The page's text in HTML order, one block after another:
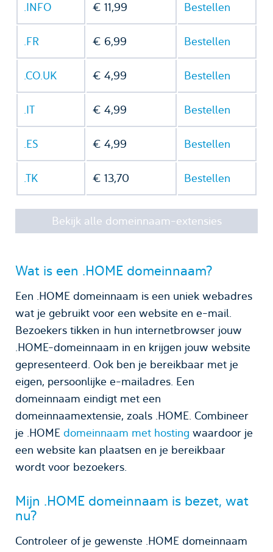
.INFO € 11,99 Bestellen
.FR € 6,99 Bestellen
.CO.UK € 4,99 Bestellen
.IT € 4,99 Bestellen
.ES € 4,99 Bestellen
.TK € 13,70 Bestellen
Bekijk alle domeinnaam-extensies
Wat is een .HOME domeinnaam?
Een .HOME domeinnaam is een uniek webadres
wat je gebruikt voor een website en e-mail.
Bezoekers tikken in hun internetbrowser jouw
.HOME-domeinnaam in en krijgen jouw website
gepresenteerd. Ook ben je bereikbaar met je
eigen, persoonlijke e-mailadres. Een
domeinnaam eindigt met een
domeinnaamextensie, zoals .HOME. Combineer
je .HOME domeinnaam met hosting waardoor je
een website kan plaatsen en je bereikbaar
wordt voor bezoekers.
Mijn .HOME domeinnaam is bezet, wat
nu?
Controleer of je gewenste .HOME domeinnaam